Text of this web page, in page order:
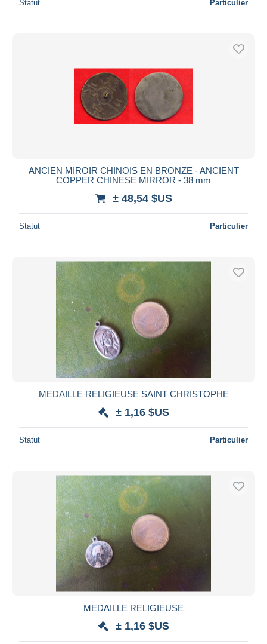
Statut Particulier
ANCIEN MIROIR CHINOIS EN BRONZE - ANCIENT
COPPER CHINESE MIRROR - 38 mm
± 48,54 $US
Statut Particulier
MEDAILLE RELIGIEUSE SAINT CHRISTOPHE
± 1,16 $US
Statut Particulier
MEDAILLE RELIGIEUSE
± 1,16 $US